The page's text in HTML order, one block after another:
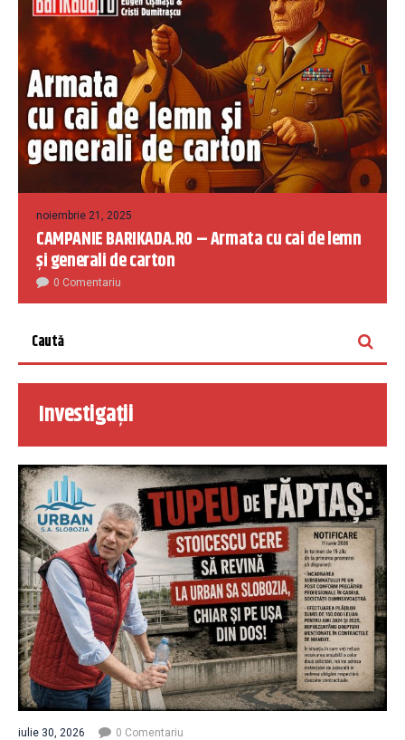
noiembrie 21, 2025
CAMPANIE BARIKADA.RO – Armata cu cai de lemn
și generali de carton
0 Comentariu
Investigații
iulie 30, 2026 0 Comentariu